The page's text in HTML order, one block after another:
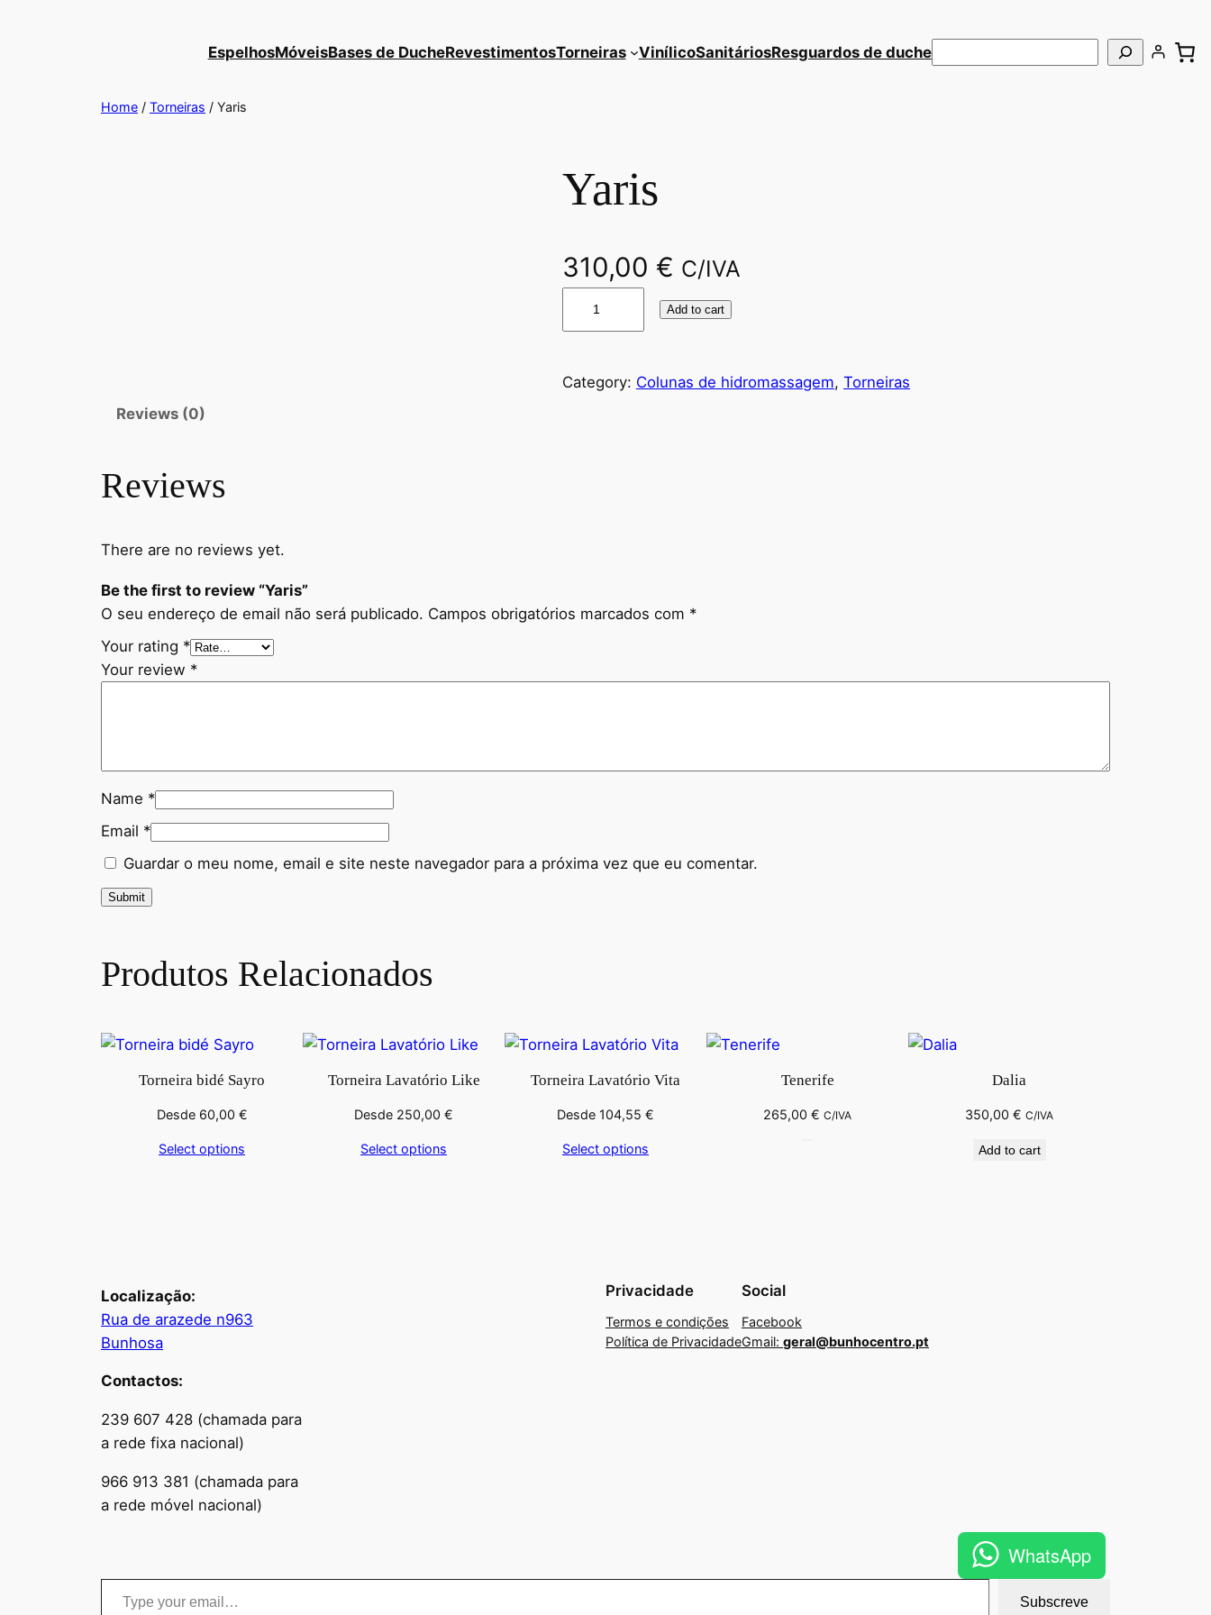
EspelhosMóveisBases de DucheRevestimentosTorneiras VinílicoSanitáriosResguardos de duchePesquisar
Home / Torneiras / Yaris
Yaris
310,00 € C/IVA
s
Add to cart
Category: Colunas de hidromassagem, Torneiras
Reviews (0)
Reviews
There are no reviews yet.
Be the first to review “Yaris”
O seu endereço de email não será publicado. Campos obrigatórios marcados com *
Your rating *
Your review *
Name *
Email *
Guardar o meu nome, email e site neste navegador para a próxima vez que eu comentar.
Produtos Relacionados
Torneira bidé Sayro
Desde 60,00 €
Select options
Torneira Lavatório Like
Desde 250,00 €
Select options
Torneira Lavatório Vita
Desde 104,55 €
Select options
Tenerife
265,00 € C/IVA
Dalia
350,00 € C/IVA
Add to cart
Localização:
Rua de arazede n963
Bunhosa
Contactos:
239 607 428 (chamada para
a rede fixa nacional)
966 913 381 (chamada para
a rede móvel nacional)
Privacidade
Termos e condições
Política de Privacidade
Social
Facebook
Gmail: geral@bunhocentro.pt
WhatsApp
Type your email…
Subscreve